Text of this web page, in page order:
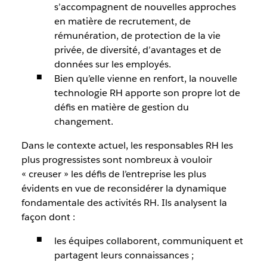
s’accompagnent de nouvelles approches
en matière de recrutement, de
rémunération, de protection de la vie
privée, de diversité, d’avantages et de
données sur les employés.
Bien qu’elle vienne en renfort, la nouvelle
technologie RH apporte son propre lot de
défis en matière de gestion du
changement.
Dans le contexte actuel, les responsables RH les
plus progressistes sont nombreux à vouloir
« creuser » les défis de l’entreprise les plus
évidents en vue de reconsidérer la dynamique
fondamentale des activités RH. Ils analysent la
façon dont :
les équipes collaborent, communiquent et
partagent leurs connaissances ;